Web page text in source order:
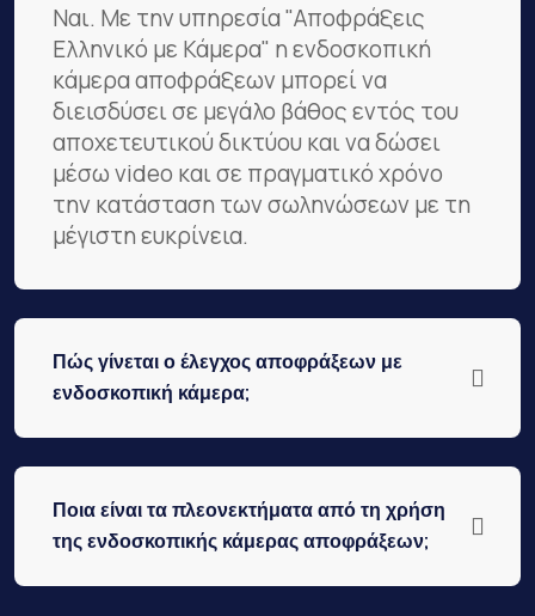
Ναι. Με την υπηρεσία "Αποφράξεις
Ελληνικό με Κάμερα" η ενδοσκοπική
κάμερα αποφράξεων μπορεί να
διεισδύσει σε μεγάλο βάθος εντός του
αποχετευτικού δικτύου και να δώσει
μέσω video και σε πραγματικό χρόνο
την κατάσταση των σωληνώσεων με τη
μέγιστη ευκρίνεια.
Πώς γίνεται ο έλεγχος αποφράξεων με
ενδοσκοπική κάμερα;
Ποια είναι τα πλεονεκτήματα από τη χρήση
της ενδοσκοπικής κάμερας αποφράξεων;